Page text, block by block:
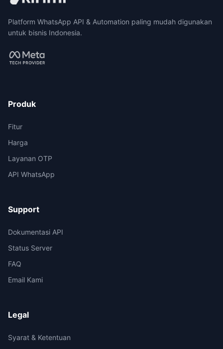
Platform WhatsApp API & Automation paling mudah digunakan
untuk bisnis Indonesia.
Produk
Fitur
Harga
Layanan OTP
API WhatsApp
Support
Dokumentasi API
Status Server
FAQ
Email Kami
Legal
Syarat & Ketentuan